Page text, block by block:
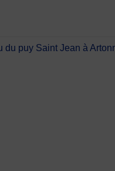
du puy Saint Jean à